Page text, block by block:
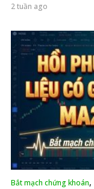
2 tuần ago
Bắt mạch chứng khoán,